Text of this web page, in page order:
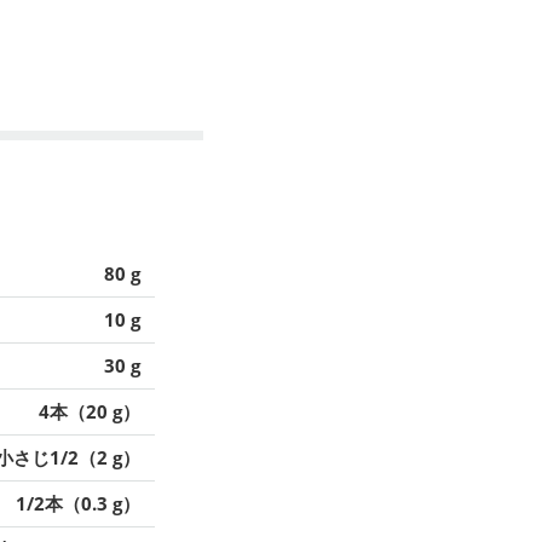
80 g
10 g
30 g
4本（20 g）
さじ1/2（2 g）
1/2本（0.3 g）